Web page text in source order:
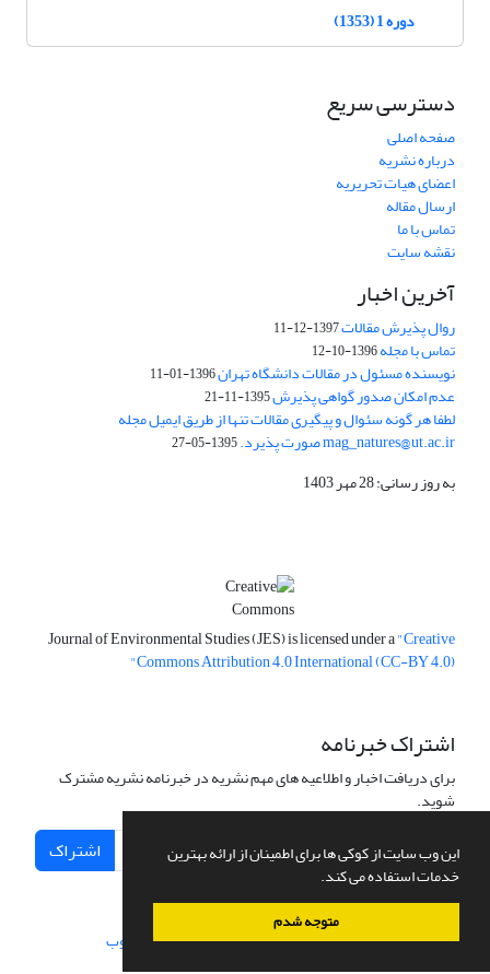
این وب سایت از کوکی ها برای اطمینان از ارائه بهترین
خدمات استفاده می کند.
متوجه شدم
دوره 1 (1353)
دسترسی سریع
صفحه اصلی
درباره نشریه
اعضای هیات تحریریه
ارسال مقاله
تماس با ما
نقشه سایت
آخرین اخبار
روال پذیرش مقالات1397-12-11
تماس با مجله1396-10-12
نویسنده مسئول در مقالات دانشگاه تهران1396-01-11
عدم امکان صدور گواهی پذیرش1395-11-21
لطفا هر گونه سئوال و پیگیری مقالات تنها از طریق ایمیل مجله
mag_natures@ut.ac.ir صورت پذیرد. 1395-05-27
به روز رسانی: 28 مهر 1403
Journal of Environmental Studies (JES) is licensed under a"Creative
Commons Attribution 4.0 International (CC-BY 4.0)"
اشتراک خبرنامه
برای دریافت اخبار و اطلاعیه های مهم نشریه در خبرنامه نشریه مشترک
شوید.
اشتراک
سامانه مدیریت نشریات علمی.طراحی و پیاده سازی از سیناوب